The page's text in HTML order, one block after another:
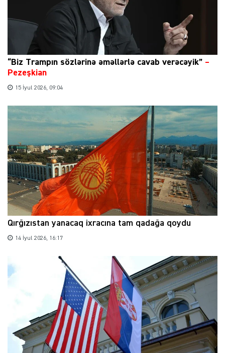
“Biz Trampın sözlərinə əməllərlə cavab verəcəyik” –
Pezeşkian
15 İyul 2026, 09:04
Qırğızıstan yanacaq ixracına tam qadağa qoydu
14 İyul 2026, 16:17